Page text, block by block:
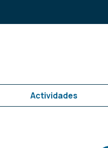
Actividades